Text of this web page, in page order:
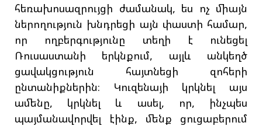
հեռախոսազրույցի ժամանակ, ես ոչ միայն
ներողություն խնդրեցի այն փաստի համար,
որ ողբերգությունը տեղի է ունեցել
Ռուսաստանի երկնքում, այլև անկեղծ
ցավակցություն հայտնեցի զոհերի
ընտանիքներին։ Կուզենայի կրկնել այս
ամենը, կրկնել և ասել, որ, ինչպես
պայմանավորվել էինք, մենք ցուցաբերում